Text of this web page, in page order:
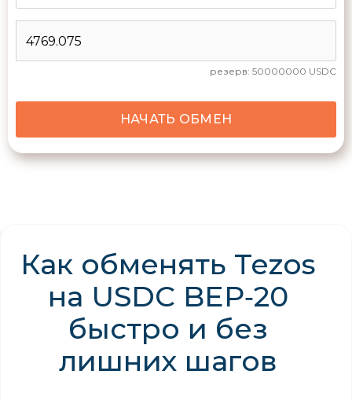
резерв: 50000000 USDC
НАЧАТЬ ОБМЕН
Как обменять Tezos
на USDC BEP‑20
быстро и без
лишних шагов